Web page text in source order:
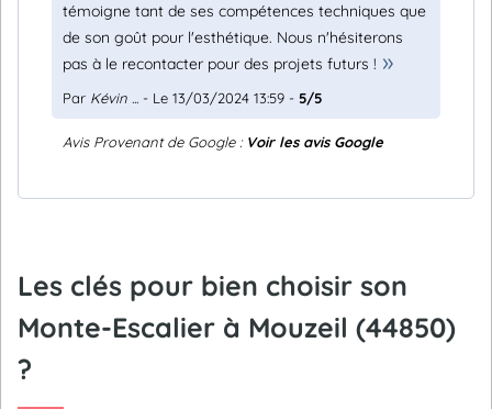
témoigne tant de ses compétences techniques que
de son goût pour l'esthétique. Nous n'hésiterons
pas à le recontacter pour des projets futurs !
Par Kévin ... - Le 13/03/2024 13:59 - 5/5
Avis Provenant de Google : Voir les avis Google
Les clés pour bien choisir son
Monte-Escalier à Mouzeil (44850)
?